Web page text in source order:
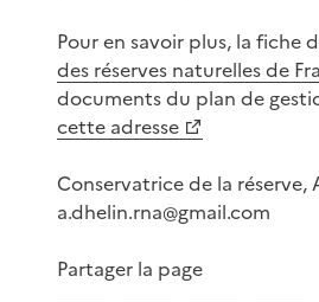
Pour en savoir plus, la fiche
des réserves naturelles de
documents du plan de
cette adresse
Conservatrice de la réserve,
a.dhelin.rna@gmail.com
Partager la page